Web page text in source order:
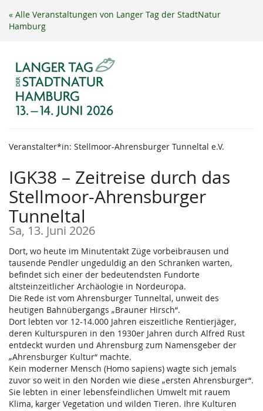
Zum
Haupt-
« Alle Veranstaltungen von Langer Tag der StadtNatur
Hamburg
Veranstalter*in: Stellmoor-Ahrensburger Tunneltal e.V.
IGK38 – Zeitreise durch das
Stellmoor-Ahrensburger
Tunneltal
Sa, 13. Juni 2026
Dort, wo heute im Minutentakt Züge vorbeibrausen und
tausende Pendler ungeduldig an den Schranken warten,
befindet sich einer der bedeutendsten Fundorte
altsteinzeitlicher Archäologie in Nordeuropa.
Die Rede ist vom Ahrensburger Tunneltal, unweit des
heutigen Bahnübergangs „Brauner Hirsch“.
Dort lebten vor 12-14.000 Jahren eiszeitliche Rentierjäger,
deren Kulturspuren in den 1930er Jahren durch Alfred Rust
entdeckt wurden und Ahrensburg zum Namensgeber der
„Ahrensburger Kultur“ machte.
Kein moderner Mensch (Homo sapiens) wagte sich jemals
zuvor so weit in den Norden wie diese „ersten Ahrensburger“.
Sie lebten in einer lebensfeindlichen Umwelt mit rauem
Klima, karger Vegetation und wilden Tieren. Ihre Kulturen